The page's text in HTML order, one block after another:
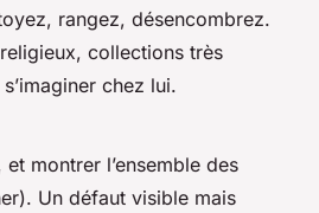
rangez, désencombrez.
collections très
chez lui.
montrer l’ensemble des
Un défaut visible mais